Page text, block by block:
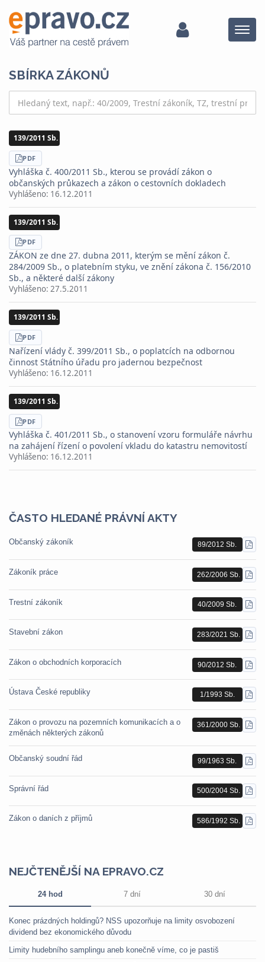
Menu
SBÍRKA ZÁKONŮ
139/2011 Sb.
STÁHNOUT
PDF
Vyhláška č. 400/2011 Sb., kterou se provádí zákon o
občanských průkazech a zákon o cestovních dokladech
Vyhlášeno: 16.12.2011
139/2011 Sb.
STÁHNOUT
PDF
ZÁKON ze dne 27. dubna 2011, kterým se mění zákon č.
284/2009 Sb., o platebním styku, ve znění zákona č. 156/2010
Sb., a některé další zákony
Vyhlášeno: 27.5.2011
139/2011 Sb.
STÁHNOUT
PDF
Nařízení vlády č. 399/2011 Sb., o poplatcích na odbornou
činnost Státního úřadu pro jadernou bezpečnost
Vyhlášeno: 16.12.2011
139/2011 Sb.
STÁHNOUT
PDF
Vyhláška č. 401/2011 Sb., o stanovení vzoru formuláře návrhu
na zahájení řízení o povolení vkladu do katastru nemovitostí
Vyhlášeno: 16.12.2011
ČASTO HLEDANÉ PRÁVNÍ AKTY
Občanský zákoník 89/2012 Sb.
PDF
Zákoník práce 262/2006 Sb.
PDF
Trestní zákoník 40/2009 Sb.
PDF
Stavební zákon 283/2021 Sb.
PDF
Zákon o obchodních korporacích 90/2012 Sb.
PDF
Ústava České republiky 1/1993 Sb.
PDF
Zákon o provozu na pozemních komunikacích a o
změnách některých zákonů
361/2000 Sb.
PDF
Občanský soudní řád 99/1963 Sb.
PDF
Správní řád 500/2004 Sb.
PDF
Zákon o daních z příjmů 586/1992 Sb.
PDF
NEJČTENĚJŠÍ NA EPRAVO.CZ
24 hod 7 dní 30 dní
Konec prázdných holdingů? NSS upozorňuje na limity osvobození
dividend bez ekonomického důvodu
Limity hudebního samplingu aneb konečně víme, co je pastiš